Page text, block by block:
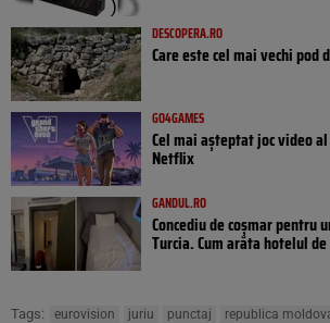
DESCOPERA.RO
Care este cel mai vechi pod
GO4GAMES
Cel mai așteptat joc video
Netflix
GANDUL.RO
Concediu de coșmar pentru
Turcia. Cum arăta hotelul
Tags: eurovision juriu punctaj republica